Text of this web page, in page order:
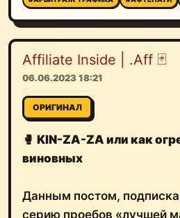
Affiliate Inside | .Aff 🃏
ОРИГИНАЛ
🥊 KIN-ZA-ZA или как
Данным постом,
серию проебов «лучшей